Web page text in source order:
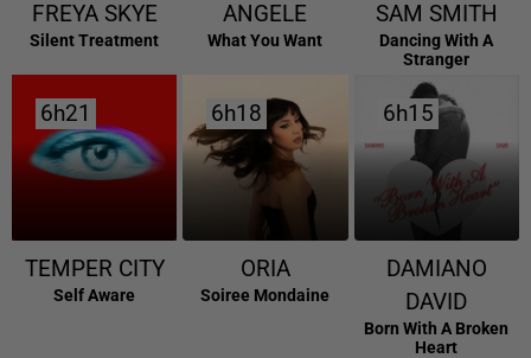
FREYA SKYE
Silent Treatment
ANGELE
What You Want
SAM SMITH
Dancing With A
Stranger
6h21
6h21
TEMPER CITY
Self Aware
6h18
6h18
ORIA
Soiree Mondaine
6h15
6h15
DAMIANO
DAVID
Born With A Broken
Heart